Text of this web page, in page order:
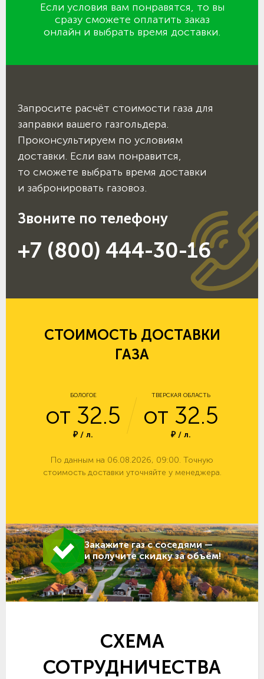
Если условия вам понравятся, то вы
сразу сможете оплатить заказ
онлайн и выбрать время доставки.
Запросите расчёт стоимости газа для
заправки вашего газгольдера.
Проконсультируем по условиям
доставки. Если вам понравится,
то сможете выбрать время доставки
и забронировать газовоз.
Звоните по телефону
+7 (800) 444-30-16
СТОИМОСТЬ ДОСТАВКИ
ГАЗА
БОЛОГОЕ
от 32.5
₽ / л.
ТВЕРСКАЯ ОБЛАСТЬ
от 32.5
₽ / л.
По данным на 06.08.2026, 09:00. Точную
стоимость доставки уточняйте у менеджера.
Закажите газ с соседями —
и получите скидку за объём!
СХЕМА
СОТРУДНИЧЕСТВА